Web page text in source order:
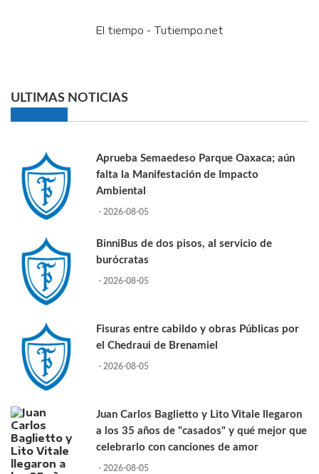
El tiempo - Tutiempo.net
ULTIMAS NOTICIAS
Aprueba Semaedeso Parque Oaxaca; aún
falta la Manifestación de Impacto
Ambiental
- 2026-08-05
BinniBus de dos pisos, al servicio de
burócratas
- 2026-08-05
Fisuras entre cabildo y obras Públicas por
el Chedraui de Brenamiel
- 2026-08-05
Juan Carlos Baglietto y Lito Vitale llegaron
a los 35 años de "casados" y qué mejor que
celebrarlo con canciones de amor
- 2026-08-05